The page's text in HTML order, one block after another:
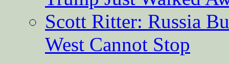
Scott Ritter: Russia
West Cannot Stop